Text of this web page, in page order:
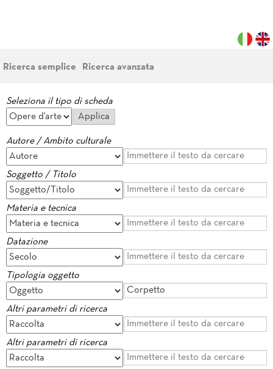
Ricerca semplice Ricerca avanzata
Seleziona il tipo di scheda
Autore / Ambito culturale
Soggetto / Titolo
Materia e tecnica
Datazione
Tipologia oggetto
Altri parametri di ricerca
Altri parametri di ricerca